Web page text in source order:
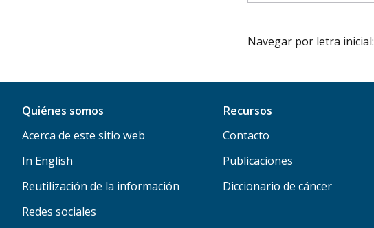
Navegar por letra inicial:
Quiénes somos
Acerca de este sitio web
In English
Reutilización de la información
Redes sociales
Recursos
Contacto
Publicaciones
Diccionario de cáncer